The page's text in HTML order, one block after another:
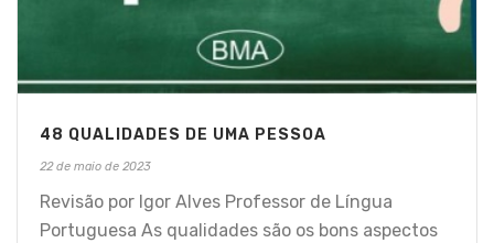
48 QUALIDADES DE UMA PESSOA
22 de maio de 2023
Revisão por Igor Alves Professor de Língua
Portuguesa As qualidades são os bons aspectos